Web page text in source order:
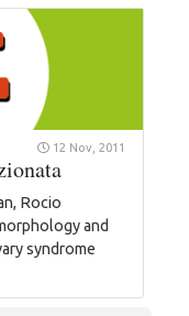
12 Nov, 2011
Rocio
and
syndrome